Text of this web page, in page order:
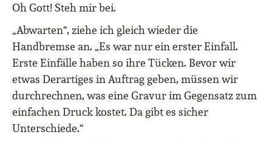
Oh Gott! Steh mir bei.
„Abwarten“, ziehe ich gleich wieder die
Handbremse an. „Es war nur ein erster Einfall.
Erste Einfälle haben so ihre Tücken. Bevor wir
etwas Derartiges in Auftrag geben, müssen wir
durchrechnen, was eine Gravur im Gegensatz zum
einfachen Druck kostet. Da gibt es sicher
Unterschiede.“